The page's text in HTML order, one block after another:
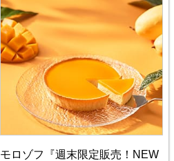
モロゾフ『週末限定販売！NEW